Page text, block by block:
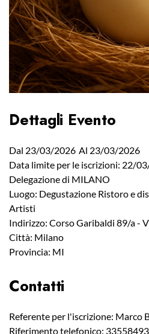
Dettagli Evento
Dal 23/03/2026 Al 23/03/2026
Data limite per le iscrizioni: 22/
Delegazione di MILANO
Luogo: Degustazione Ristoro e
Artisti
Indirizzo: Corso Garibaldi 89/a -
Città: Milano
Provincia: MI
Contatti
Referente per l'iscrizione: Marco
Riferimento telefonico: